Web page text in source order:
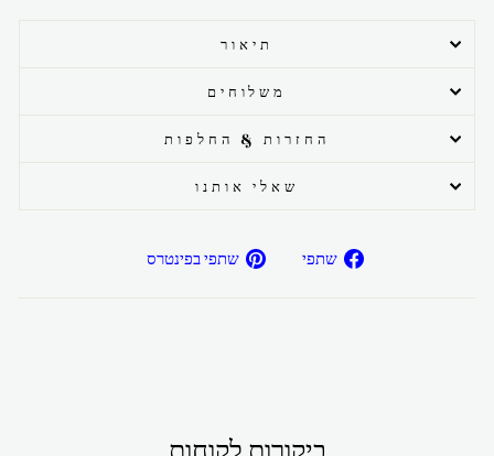
תיאור
משלוחים
החזרות & החלפות
שאלי אותנו
שתפי
שתפ/י שתפי בפינטרס